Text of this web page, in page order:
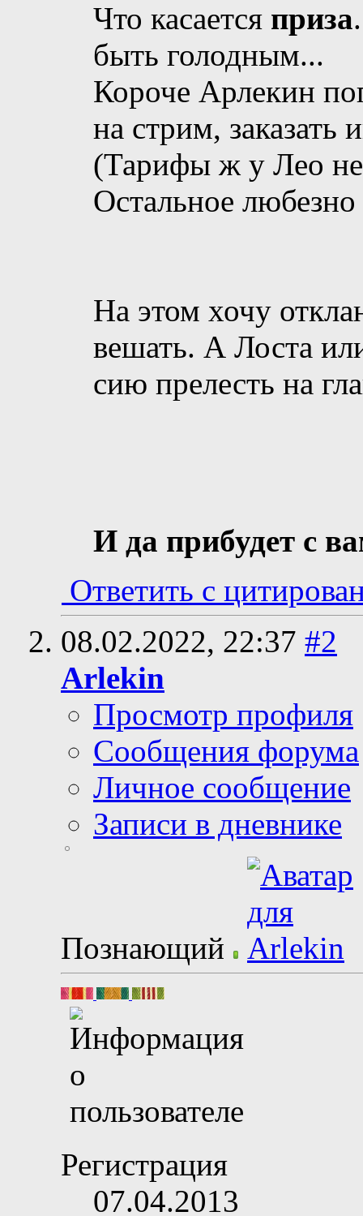
Что касается приза
быть голодным...
Короче Арлекин
на стрим, заказать
(Тарифы ж у Лео
Остальное
На этом хочу
вешать. А Лоста
сию прелесть на
И да прибудет с
Ответить с
08.02.2022, 22:37 #2
Arlekin
Просмотр профиля
Сообщения форума
Личное сообщение
Записи в дневнике
Познающий
Регистрация
07.04.2013